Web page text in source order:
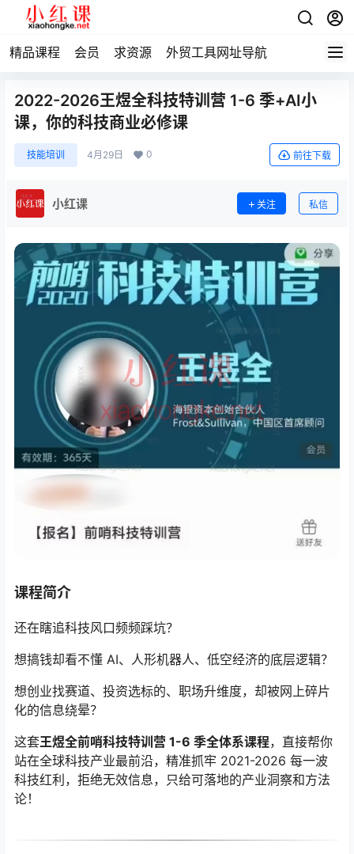
精品课程 会员 求资源 外贸工具网址导航
2022-2026王煜全科技特训营 1-6 季+AI小
课，你的科技商业必修课
技能培训 4月29日 0 前往下载
小红课 关注 私信
课程简介
还在瞎追科技风口频频踩坑？
想搞钱却看不懂 AI、人形机器人、低空经济的底层逻辑？
想创业找赛道、投资选标的、职场升维度，却被网上碎片
化的信息绕晕？
这套王煜全前哨科技特训营 1-6 季全体系课程，直接帮你
站在全球科技产业最前沿，精准抓牢 2021-2026 每一波
科技红利，拒绝无效信息，只给可落地的产业洞察和方法
论！